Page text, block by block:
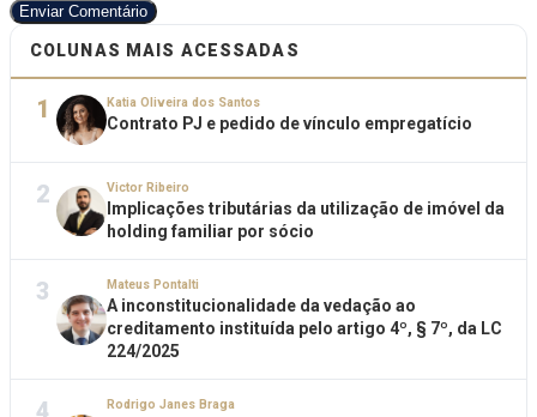
Enviar Comentário
COLUNAS MAIS ACESSADAS
1 Katia Oliveira dos Santos
Contrato PJ e pedido de vínculo empregatício
2 Victor Ribeiro
Implicações tributárias da utilização de imóvel da
holding familiar por sócio
3 Mateus Pontalti
A inconstitucionalidade da vedação ao
creditamento instituída pelo artigo 4º, § 7º, da LC
224/2025
4 Rodrigo Janes Braga